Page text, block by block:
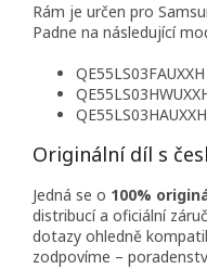
Rám je určen pro
Padne na následující
QE55LS03FAUXXH
QE55LS03HAUXXH
Originální díl s
Jedná se o 100%
distribucí a oficiální
dotazy ohledně
zodpovíme –